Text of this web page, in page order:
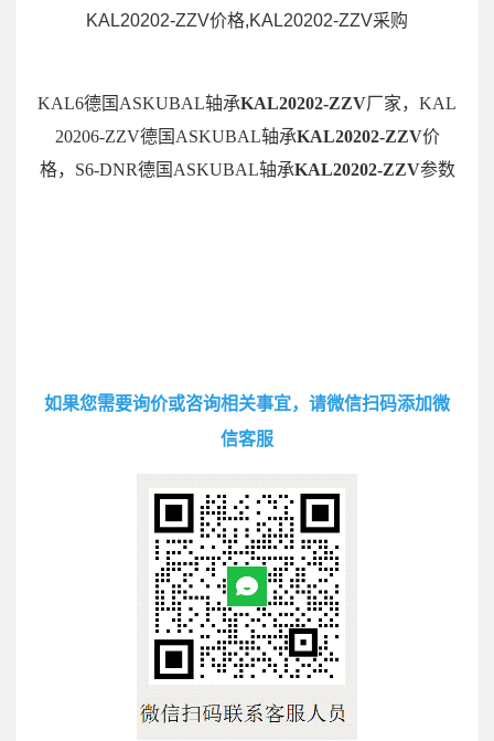
KAL20202-ZZV价格,KAL20202-ZZV采购
KAL6德国ASKUBAL轴承KAL20202-ZZV厂家，KAL
20206-ZZV德国ASKUBAL轴承KAL20202-ZZV价
格，S6-DNR德国ASKUBAL轴承KAL20202-ZZV参数
如果您需要询价或咨询相关事宜，请微信扫码添加微
信客服